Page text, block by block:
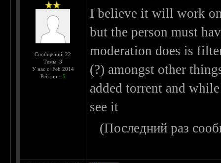
Сообщений: 22
Темы: 3
У нас с: Feb 2014
Рейтинг: 5
I believe it will work
but the person must
moderation does is
(?) amongst other
added torrent and
see it
(Последний раз